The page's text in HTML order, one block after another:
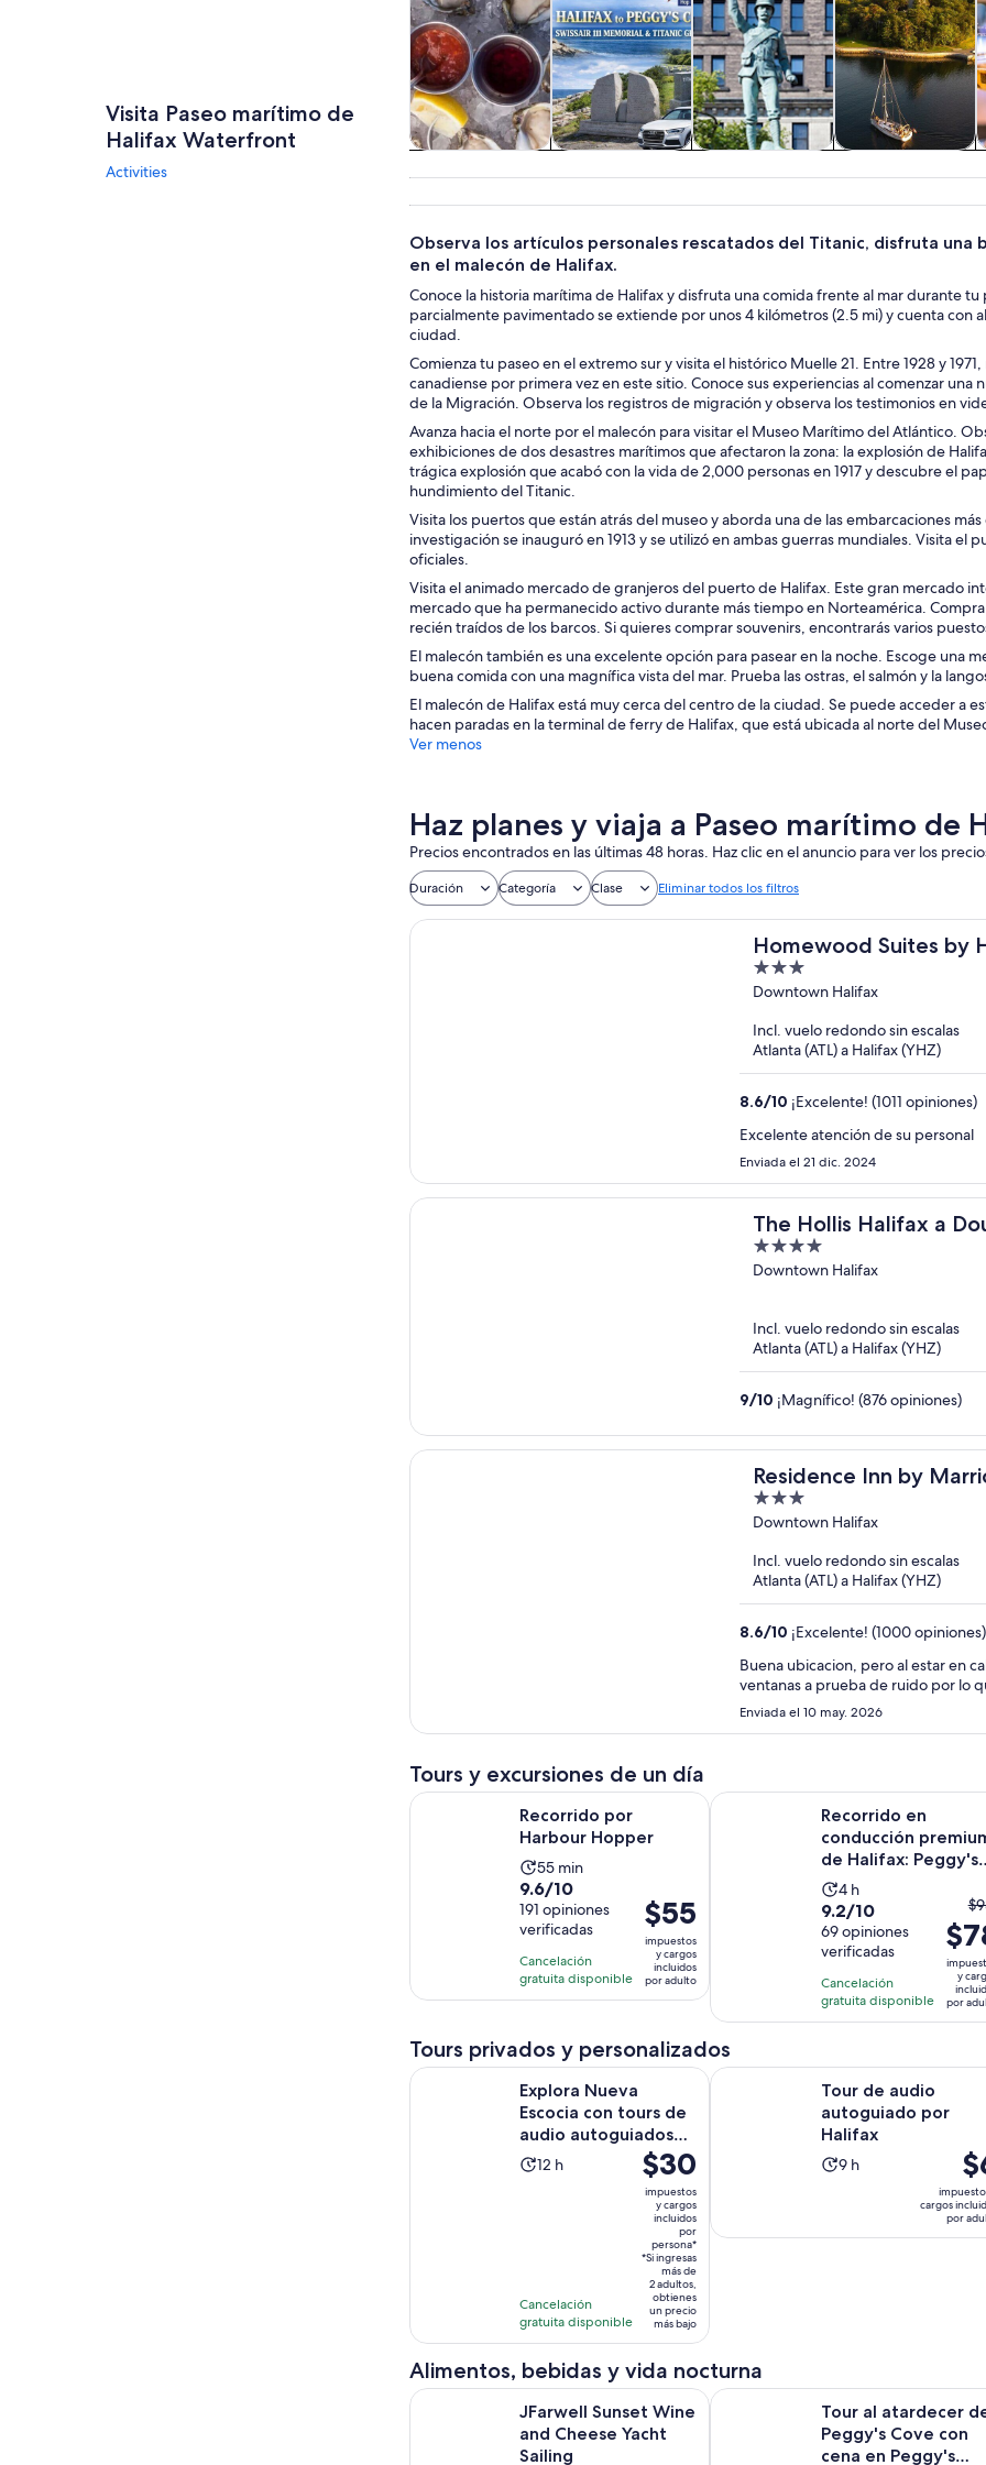
Visita Paseo marítimo de
Halifax Waterfront
Activities
excursiones de
un día
personalizados
cruceros
Observa los artículos personales rescatados del Titanic, disfruta una
en el malecón de Halifax.
Conoce la historia marítima de Halifax y disfruta una comida frente al mar durante
parcialmente pavimentado se extiende por unos 4 kilómetros (2.5 mi) y cuenta con
ciudad.
Comienza tu paseo en el extremo sur y visita el histórico Muelle 21. Entre 1928 y
canadiense por primera vez en este sitio. Conoce sus experiencias al comenzar una
de la Migración. Observa los registros de migración y observa los testimonios en
Avanza hacia el norte por el malecón para visitar el Museo Marítimo del Atlántico.
exhibiciones de dos desastres marítimos que afectaron la zona: la explosión de
trágica explosión que acabó con la vida de 2,000 personas en 1917 y descubre el
hundimiento del Titanic.
Visita los puertos que están atrás del museo y aborda una de las embarcaciones
investigación se inauguró en 1913 y se utilizó en ambas guerras mundiales. Visita el
oficiales.
Visita el animado mercado de granjeros del puerto de Halifax. Este gran mercado
mercado que ha permanecido activo durante más tiempo en Norteamérica.
recién traídos de los barcos. Si quieres comprar souvenirs, encontrarás varios
El malecón también es una excelente opción para pasear en la noche. Escoge una
buena comida con una magnífica vista del mar. Prueba las ostras, el salmón y la
El malecón de Halifax está muy cerca del centro de la ciudad. Se puede acceder a
hacen paradas en la terminal de ferry de Halifax, que está ubicada al norte del
Ver menos
Haz planes y viaja a Paseo marítimo de
Precios encontrados en las últimas 48 horas. Haz clic en el anuncio para ver los
Duración Categoría Clase Eliminar todos los filtros
Homewood Suites by
3
out
5
Downtown Halifax
Incl. vuelo redondo sin escalas
Atlanta (ATL) a Halifax (YHZ)
8.6/10 ¡Excelente! (1011 opiniones)
Excelente atención de su personal
Enviada el 21 dic. 2024
The Hollis Halifax a
Hotel
4
out
Downtown Halifax
Incl. vuelo redondo sin escalas
Atlanta (ATL) a Halifax (YHZ)
9/10 ¡Magnífico! (876 opiniones)
Residence Inn by
3
out
5
Downtown Halifax
Incl. vuelo redondo sin escalas
Atlanta (ATL) a Halifax (YHZ)
8.6/10 ¡Excelente! (1000 opiniones)
Buena ubicacion, pero al estar en
ventanas a prueba de ruido por lo
Enviada el 10 may. 2026
Tours y excursiones de un día
Recorrido por
Harbour Hopper
La
actividad
dura
55
minutos
55 min
9.6
de
10
con
191
opiniones
9.6/10
191 opiniones
verificadas
Cancelación
gratuita disponible
El
precio
es
de
$55.
adulto
$55
impuestos
y cargos
incluidos
por adulto
Recorrido por Harbour Hopper Se abrirá en una nueva pestaña
Recorrido en
conducción
de Halifax: Peggy's
Cove, Ciudadela y
cemen...
La
actividad
dura
4
horas
4 h
9.2
de
10
con
69
opiniones
9.2/10
69 opiniones
verificadas
Cancelación
gratuita disponible
El
y
y
por
Recorrido en conducción
Tours privados y personalizados
Explora Nueva
Escocia con tours de
audio autoguiados
agrupados
La
12 h
Cancelación
gratuita disponible
El
precio
es
de
$30.
por
persona*
$30
impuestos
y cargos
incluidos
por
persona*
*Si ingresas
más de
2 adultos,
obtienes
un precio
más bajo
Explora Nueva Escocia con tours de audio autoguiados agrupados Se
Tour de audio
autoguiado por
Halifax
La
9
9 h
El
es
de
cargos
por
Tour de audio autoguiado por
Alimentos, bebidas y vida nocturna
JFarwell Sunset Wine
and Cheese Yacht
Sailing
JFarwell Sunset Wine and Cheese Yacht Sailing Se abrirá en una nueva
Tour al atardecer
Peggy's Cove con
cena en Peggy's
Tour al atardecer de Peggy's Cove